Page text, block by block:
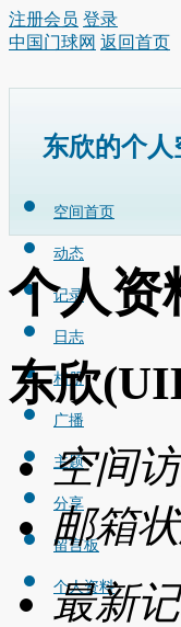
注册会员 登录
中国门球网 返回首页
东欣的个人
空间首页
动态
记录
日志
相册
广播
主题
分享
留言板
个人资料
个人资
东欣
空间
邮箱
最新